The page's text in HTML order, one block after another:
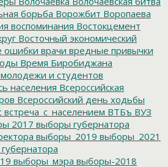
борьба Ворожбит Воропаева
воспоминания Востокцемент
Восточный экономический
ошибки врачи вредные привычки
Время Биробиджана
и студентов
населения Всероссийская
Всероссийский день ходьбы
встреча_с_населением ВТБъ ВУЗ
2017 выборы губернатора
выборы_2019 выборы_2021
выборы_мэра выборы-2018